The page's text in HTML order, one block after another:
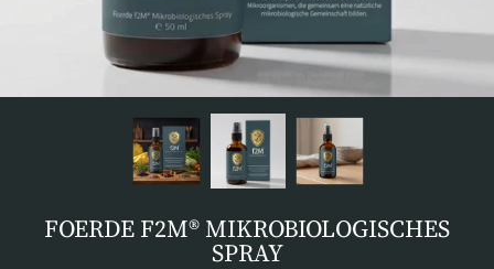
FOERDE F2M® MIKROBIOLOGISCHES
SPRAY